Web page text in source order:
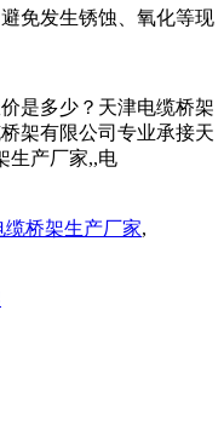
免发生锈蚀、氧化等现
是多少？天津电缆桥架
架有限公司专业承接天
生产厂家,,电
缆桥架生产厂家,